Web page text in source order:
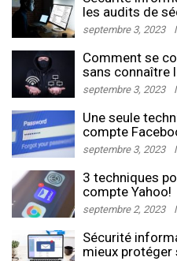
les audits de
septembre 3, 2023
Comment se
sans connaître
septembre 3, 2023
Une seule
compte
septembre 3, 2023
3 techniques
compte Yahoo!
septembre 2, 2023
Sécurité
mieux